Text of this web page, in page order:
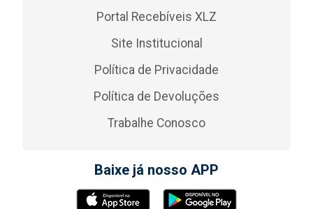
Portal Recebíveis XLZ
Site Institucional
Política de Privacidade
Política de Devoluções
Trabalhe Conosco
Baixe já nosso APP